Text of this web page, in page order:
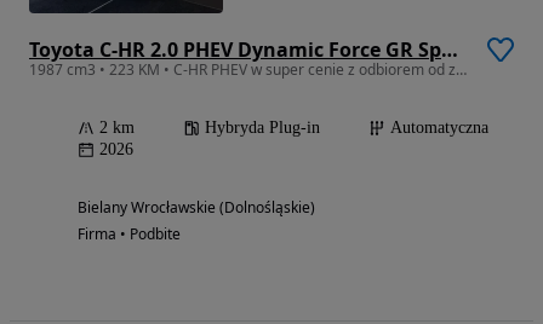
Toyota C-HR 2.0 PHEV Dynamic Force GR Sport
1987 cm3 • 223 KM • C-HR PHEV w super cenie z odbiorem od zaraz!
2 km Hybryda Plug-in
Automatyczna
2026
Bielany Wrocławskie (Dolnośląskie)
Firma • Podbite